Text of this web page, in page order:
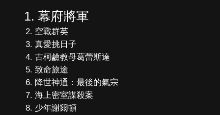
幕府將軍
空戰群英
真愛挑日子
古柯鹼教母葛蕾斯達
致命旅途
降世神通：最後的氣宗
海上密室謀殺案
少年謝爾頓